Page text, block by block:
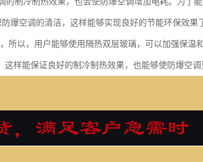
爆空调的清洁，这样能够实现良好的节能环保效果
所以，用户能够使用隔热双层玻璃，可以加强保温
样能保证良好的制冷制热效果，也能够使防爆空调